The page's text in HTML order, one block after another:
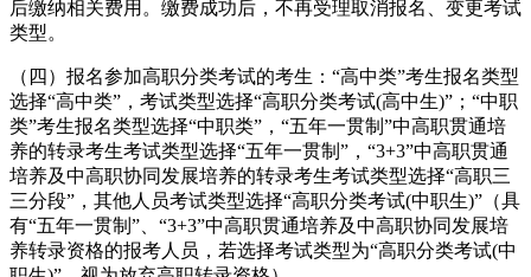
后缴纳相关费用。缴费成功后，不再受理取消报名、变更考试
类型。
（四）报名参加高职分类考试的考生：“高中类”考生报名类型
选择“高中类”，考试类型选择“高职分类考试(高中生)”；“中职
类”考生报名类型选择“中职类”，“五年一贯制”中高职贯通培
养的转录考生考试类型选择“五年一贯制”，“3+3”中高职贯通
培养及中高职协同发展培养的转录考生考试类型选择“高职三
三分段”，其他人员考试类型选择“高职分类考试(中职生)”（具
有“五年一贯制”、“3+3”中高职贯通培养及中高职协同发展培
养转录资格的报考人员，若选择考试类型为“高职分类考试(中